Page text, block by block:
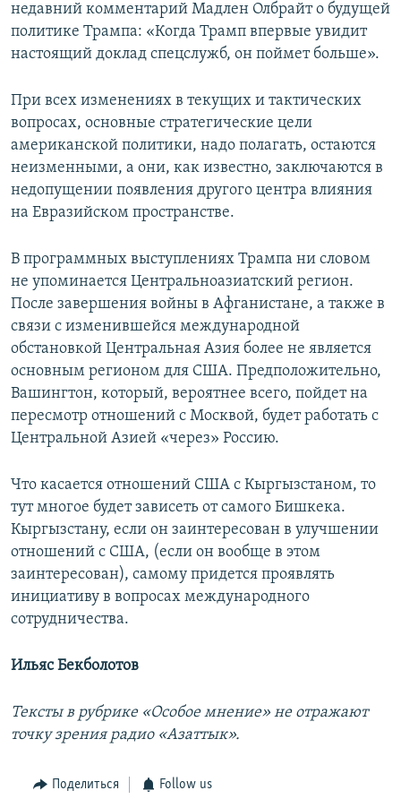
недавний комментарий Мадлен Олбрайт о будущей
политике Трампа: «Когда Трамп впервые увидит
настоящий доклад спецслужб, он поймет больше».
При всех изменениях в текущих и тактических
вопросах, основные стратегические цели
американской политики, надо полагать, остаются
неизменными, а они, как известно, заключаются в
недопущении появления другого центра влияния
на Евразийском пространстве.
В программных выступлениях Трампа ни словом
не упоминается Центральноазиатский регион.
После завершения войны в Афганистане, а также в
связи с изменившейся международной
обстановкой Центральная Азия более не является
основным регионом для США. Предположительно,
Вашингтон, который, вероятнее всего, пойдет на
пересмотр отношений с Москвой, будет работать с
Центральной Азией «через» Россию.
Что касается отношений США с Кыргызстаном, то
тут многое будет зависеть от самого Бишкека.
Кыргызстану, если он заинтересован в улучшении
отношений с США, (если он вообще в этом
заинтересован), самому придется проявлять
инициативу в вопросах международного
сотрудничества.
Ильяс Бекболотов
Тексты в рубрике «Особое мнение» не отражают
точку зрения радио «Азаттык».
Поделиться Follow us